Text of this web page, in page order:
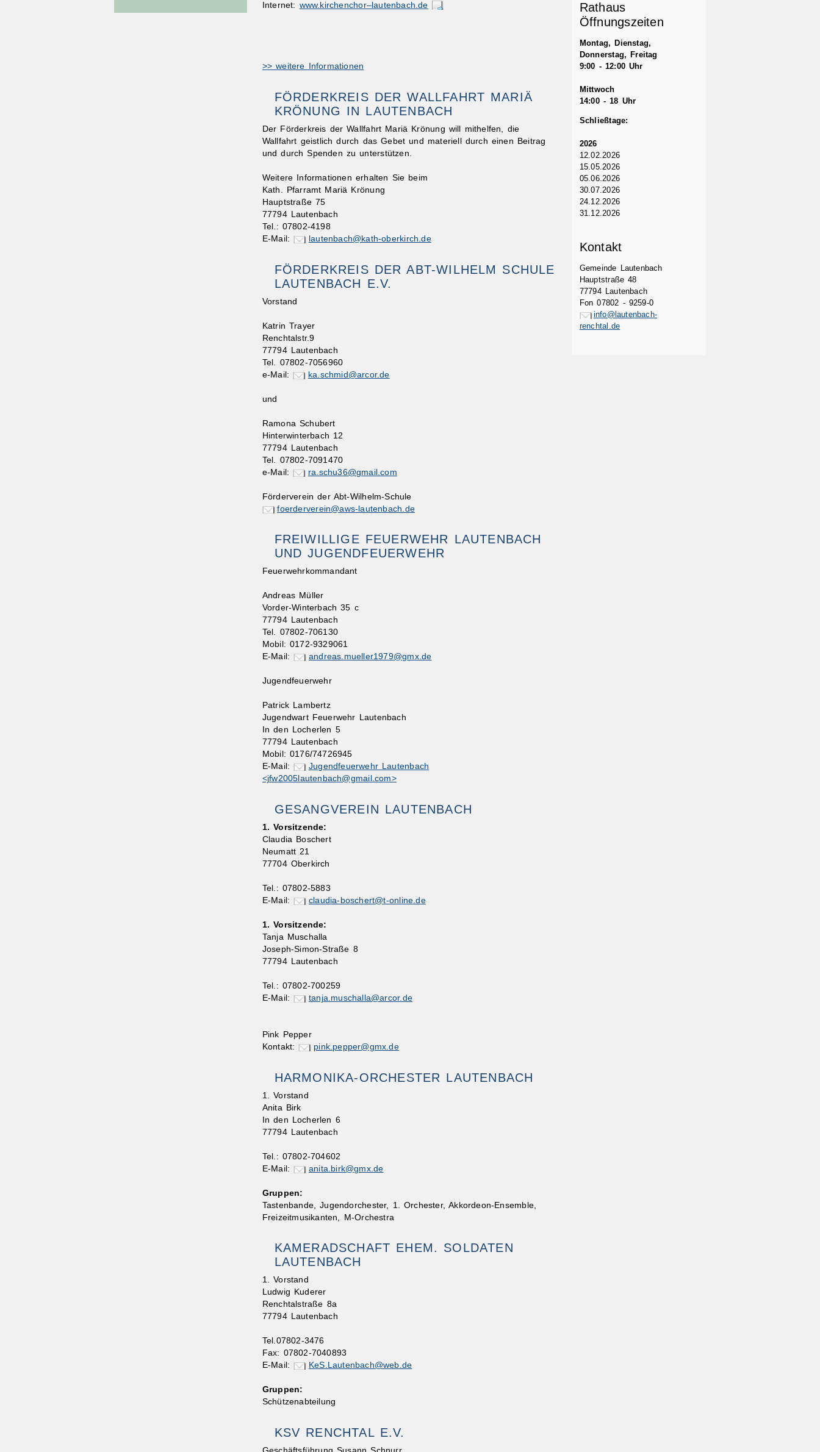
Internet: www.kirchenchor–lautenbach.de
>> weitere Informationen
FÖRDERKREIS DER WALLFAHRT MARIÄ
KRÖNUNG IN LAUTENBACH
Der Förderkreis der Wallfahrt Mariä Krönung will mithelfen, die
Wallfahrt geistlich durch das Gebet und materiell durch einen Beitrag
und durch Spenden zu unterstützen.
Weitere Informationen erhalten Sie beim
Kath. Pfarramt Mariä Krönung
Hauptstraße 75
77794 Lautenbach
Tel.: 07802-4198
E-Mail:
lautenbach@kath-oberkirch.de
FÖRDERKREIS DER ABT-WILHELM SCHULE
LAUTENBACH E.V.
Vorstand
Katrin Trayer
Renchtalstr.9
77794 Lautenbach
Tel. 07802-7056960
e-Mail:
ka.schmid@arcor.de
und
Ramona Schubert
Hinterwinterbach 12
77794 Lautenbach
Tel. 07802-7091470
e-Mail:
ra.schu36@gmail.com
Förderverein der Abt-Wilhelm-Schule
foerderverein@aws-lautenbach.de
FREIWILLIGE FEUERWEHR LAUTENBACH
UND JUGENDFEUERWEHR
Feuerwehrkommandant
Andreas Müller
Vorder-Winterbach 35 c
77794 Lautenbach
Tel. 07802-706130
Mobil: 0172-9329061
E-Mail:
andreas.mueller1979@gmx.de
Jugendfeuerwehr
Patrick Lambertz
Jugendwart Feuerwehr Lautenbach
In den Locherlen 5
77794 Lautenbach
Mobil: 0176/74726945
E-Mail:
Jugendfeuerwehr Lautenbach
<jfw2005lautenbach@gmail.com>
GESANGVEREIN LAUTENBACH
1. Vorsitzende:
Claudia Boschert
Neumatt 21
77704 Oberkirch
Tel.: 07802-5883
E-Mail:
claudia-boschert@t-online.de
1. Vorsitzende:
Tanja Muschalla
Joseph-Simon-Straße 8
77794 Lautenbach
Tel.: 07802-700259
E-Mail:
tanja.muschalla@arcor.de
Pink Pepper
Kontakt:
pink.pepper@gmx.de
HARMONIKA-ORCHESTER LAUTENBACH
1. Vorstand
Anita Birk
In den Locherlen 6
77794 Lautenbach
Tel.: 07802-704602
E-Mail:
anita.birk@gmx.de
Gruppen:
Tastenbande, Jugendorchester, 1. Orchester, Akkordeon-Ensemble,
Freizeitmusikanten, M-Orchestra
KAMERADSCHAFT EHEM. SOLDATEN
LAUTENBACH
1. Vorstand
Ludwig Kuderer
Renchtalstraße 8a
77794 Lautenbach
Tel.07802-3476
Fax: 07802-7040893
E-Mail:
KeS.Lautenbach@web.de
Gruppen:
Schützenabteilung
KSV RENCHTAL E.V.
Rathaus
Öffnungszeiten
Montag, Dienstag,
Donnerstag, Freitag
9:00 - 12:00 Uhr
Mittwoch
14:00 - 18 Uhr
Schließtage:
2026
12.02.2026
15.05.2026
05.06.2026
30.07.2026
24.12.2026
31.12.2026
Kontakt
Gemeinde Lautenbach
Hauptstraße 48
77794 Lautenbach
Fon 07802 - 9259-0
info@lautenbach-
renchtal.de